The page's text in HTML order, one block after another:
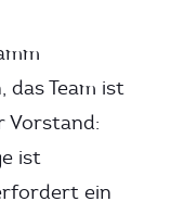
Team ist
Vorstand:
ist
ein